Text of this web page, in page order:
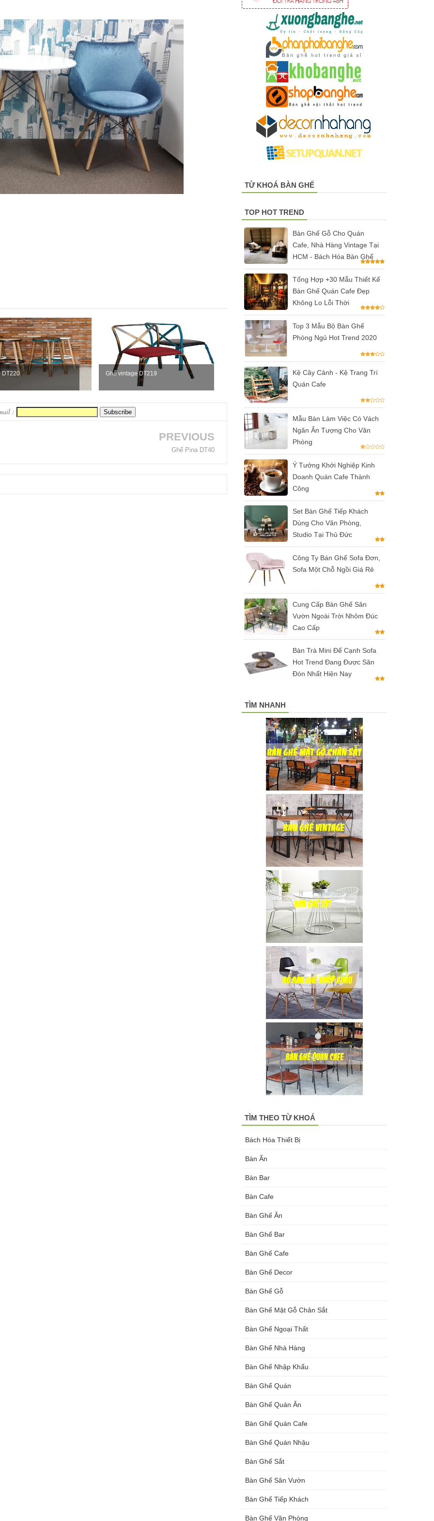
hồng
chân bàn ăn hot trend 2023
quán cafe, cửa hàng tại Tp.HCM
tại Tp.HCM
sơn tĩnh điện màu đen, trắng
DT220 Ghế vintage DT219
:
PREVIOUS
Ghế Pina DT40
TỪ KHOÁ BÀN GHẾ
TOP HOT TREND
Bàn Ghế Gỗ Cho Quán
Cafe, Nhà Hàng Vintage Tại
HCM - Bách Hóa Bàn Ghế
Tổng Hợp +30 Mẫu Thiết Kế
Bàn Ghế Quán Cafe Đẹp
Không Lo Lỗi Thời
Top 3 Mẫu Bộ Bàn Ghế
Phòng Ngủ Hot Trend 2020
Kệ Cây Cảnh - Kệ Trang Trí
Quán Cafe
Mẫu Bàn Làm Việc Có Vách
Ngăn Ấn Tượng Cho Văn
Phòng
Ý Tưởng Khởi Nghiệp Kinh
Doanh Quán Cafe Thành
Công
Set Bàn Ghế Tiếp Khách
Dùng Cho Văn Phòng,
Studio Tại Thủ Đức
Công Ty Bán Ghế Sofa Đơn,
Sofa Một Chỗ Ngồi Giá Rẻ
Cung Cấp Bàn Ghế Sân
Vườn Ngoài Trời Nhôm Đúc
Cao Cấp
Bàn Trà Mini Để Cạnh Sofa
Hot Trend Đang Được Săn
Đón Nhất Hiện Nay
TÌM NHANH
TÌM THEO TỪ KHOÁ
Bách Hóa Thiết Bị
Bàn Ăn
Bàn Bar
Bàn Cafe
Bàn Ghế Ăn
Bàn Ghế Bar
Bàn Ghế Cafe
Bàn Ghế Decor
Bàn Ghế Gỗ
Bàn Ghế Mặt Gỗ Chân Sắt
Bàn Ghế Ngoại Thất
Bàn Ghế Nhà Hàng
Bàn Ghế Nhập Khẩu
Bàn Ghế Quán
Bàn Ghế Quán Ăn
Bàn Ghế Quán Cafe
Bàn Ghế Quán Nhậu
Bàn Ghế Sắt
Bàn Ghế Sân Vườn
Bàn Ghế Tiếp Khách
Bàn Ghế Văn Phòng